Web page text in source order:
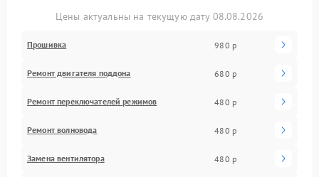
Цены актуальны на текущую дату 08.08.2026
Прошивка 980 р
Ремонт двигателя поддона 680 р
Ремонт переключателей режимов 480 р
Ремонт волновода 480 р
Замена вентилятора 480 р